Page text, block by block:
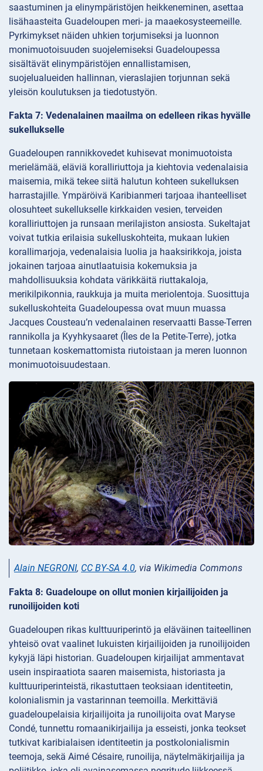
saastuminen ja elinympäristöjen heikkeneminen, asettaa
lisähaasteita Guadeloupen meri- ja maaekosysteemeille.
Pyrkimykset näiden uhkien torjumiseksi ja luonnon
monimuotoisuuden suojelemiseksi Guadeloupessa
sisältävät elinympäristöjen ennallistamisen,
suojelualueiden hallinnan, vieraslajien torjunnan sekä
yleisön koulutuksen ja tiedotustyön.
Fakta 7: Vedenalainen maailma on edelleen rikas hyvälle
sukellukselle
Guadeloupen rannikkovedet kuhisevat monimuotoista
merielämää, eläviä koralliriuttoja ja kiehtovia vedenalaisia
maisemia, mikä tekee siitä halutun kohteen sukelluksen
harrastajille. Ympäröivä Karibianmeri tarjoaa ihanteelliset
olosuhteet sukellukselle kirkkaiden vesien, terveiden
koralliriuttojen ja runsaan merilajiston ansiosta. Sukeltajat
voivat tutkia erilaisia sukelluskohteita, mukaan lukien
korallimarjoja, vedenalaisia luolia ja haaksirikkoja, joista
jokainen tarjoaa ainutlaatuisia kokemuksia ja
mahdollisuuksia kohdata värikkäitä riuttakaloja,
merikilpikonnia, raukkuja ja muita meriolentoja. Suosittuja
sukelluskohteita Guadeloupessa ovat muun muassa
Jacques Cousteau’n vedenalainen reservaatti Basse-Terren
rannikolla ja Kyyhkysaaret (Îles de la Petite-Terre), jotka
tunnetaan koskemattomista riutoistaan ja meren luonnon
monimuotoisuudestaan.
Alain NEGRONI, CC BY-SA 4.0, via Wikimedia Commons
Fakta 8: Guadeloupe on ollut monien kirjailijoiden ja
runoilijoiden koti
Guadeloupen rikas kulttuuriperintö ja eläväinen taiteellinen
yhteisö ovat vaalinet lukuisten kirjailijoiden ja runoilijoiden
kykyjä läpi historian. Guadeloupen kirjailijat ammentavat
usein inspiraatiota saaren maisemista, historiasta ja
kulttuuriperinteistä, rikastuttaen teoksiaan identiteetin,
kolonialismin ja vastarinnan teemoilla. Merkittäviä
guadeloupelaisia kirjailijoita ja runoilijoita ovat Maryse
Condé, tunnettu romaanikirjailija ja esseisti, jonka teokset
tutkivat karibialaisen identiteetin ja postkolonialismin
teemoja, sekä Aimé Césaire, runoilija, näytelmäkirjailija ja